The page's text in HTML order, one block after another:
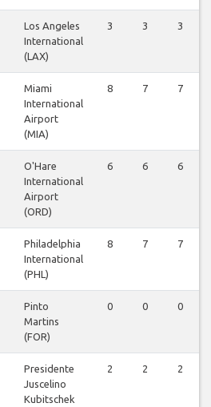
Los Angeles
International
(LAX)
3 3 3
Miami
International
Airport
(MIA)
8 7 7
O'Hare
International
Airport
(ORD)
6 6 6
Philadelphia
International
(PHL)
8 7 7
Pinto
Martins
(FOR)
0 0 0
Presidente
Juscelino
Kubitschek
2 2 2